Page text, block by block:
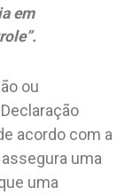
em
ou
acordo com a
uma
uma